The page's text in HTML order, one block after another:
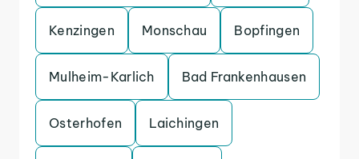
Kenzingen Monschau Bopfingen
Mulheim-Karlich Bad Frankenhausen
Osterhofen Laichingen